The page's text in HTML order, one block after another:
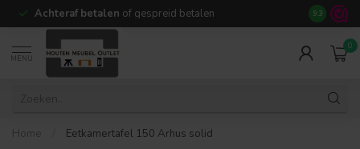
Achteraf betalen of gespreid betalen 14 dagen
9.3
MENU
0
Home Eetkamertafel 150 Arhus solid